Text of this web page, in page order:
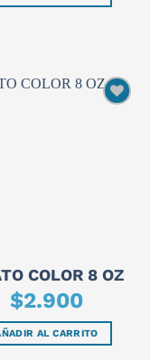
COLOR 8 OZ
$2.900
AL CARRITO